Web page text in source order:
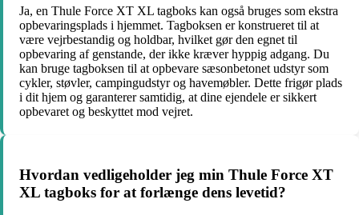
Ja, en Thule Force XT XL tagboks kan også bruges som ekstra
opbevaringsplads i hjemmet. Tagboksen er konstrueret til at
være vejrbestandig og holdbar, hvilket gør den egnet til
opbevaring af genstande, der ikke kræver hyppig adgang. Du
kan bruge tagboksen til at opbevare sæsonbetonet udstyr som
cykler, støvler, campingudstyr og havemøbler. Dette frigør plads
i dit hjem og garanterer samtidig, at dine ejendele er sikkert
opbevaret og beskyttet mod vejret.
Hvordan vedligeholder jeg min Thule Force XT
XL tagboks for at forlænge dens levetid?